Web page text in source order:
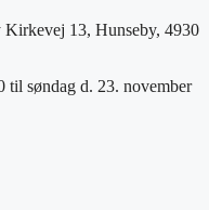
Kirkevej 13, Hunseby, 4930
til søndag d. 23. november